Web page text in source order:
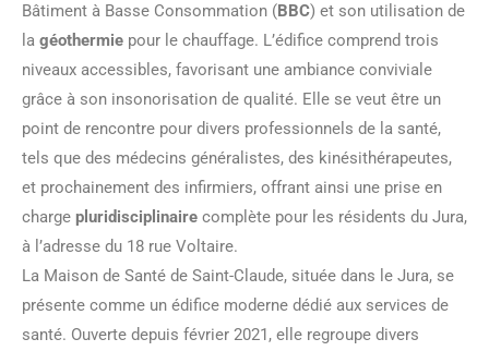
Bâtiment à Basse Consommation (BBC) et son utilisation de
la géothermie pour le chauffage. L’édifice comprend trois
niveaux accessibles, favorisant une ambiance conviviale
grâce à son insonorisation de qualité. Elle se veut être un
point de rencontre pour divers professionnels de la santé,
tels que des médecins généralistes, des kinésithérapeutes,
et prochainement des infirmiers, offrant ainsi une prise en
charge pluridisciplinaire complète pour les résidents du Jura,
à l’adresse du 18 rue Voltaire.
La Maison de Santé de Saint-Claude, située dans le Jura, se
présente comme un édifice moderne dédié aux services de
santé. Ouverte depuis février 2021, elle regroupe divers